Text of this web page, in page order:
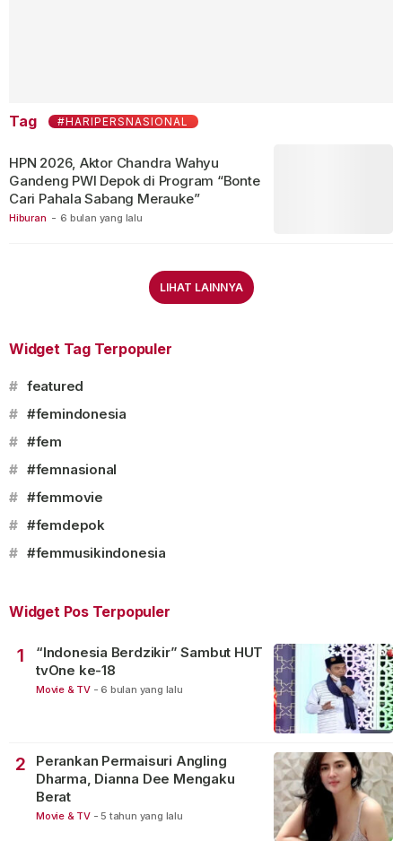
Tag #HARIPERSNASIONAL
Hiburan - 6 bulan yang lalu
HPN 2026, Aktor Chandra Wahyu
Gandeng PWI Depok di Program “Bonte
Cari Pahala Sabang Merauke”
LIHAT LAINNYA
Widget Tag Terpopuler
# featured
# #femindonesia
# #fem
# #femnasional
# #femmovie
# #femdepok
# #femmusikindonesia
Widget Pos Terpopuler
1
“Indonesia Berdzikir” Sambut HUT
tvOne ke-18
Movie & TV - 6 bulan yang lalu
2
Perankan Permaisuri Angling
Dharma, Dianna Dee Mengaku
Berat
Movie & TV - 5 tahun yang lalu